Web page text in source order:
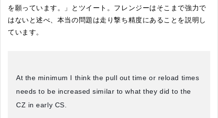
を願っています。」とツイート。フレンジーはそこまで強力で
はないと述べ、本当の問題は走り撃ち精度にあることを説明し
ています。
At the minimum I think the pull out time or reload times
needs to be increased similar to what they did to the
CZ in early CS.